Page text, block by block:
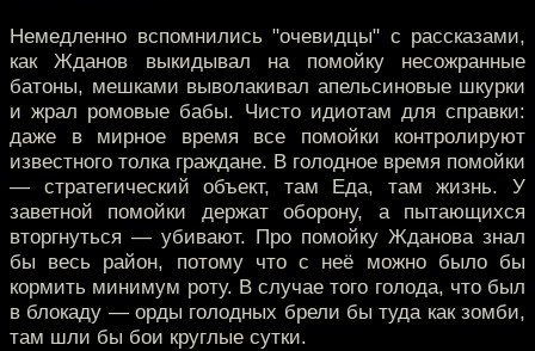
Немедленно вспомнились "очевидцы" с рассказами,
как Жданов выкидывал на помойку несожранные
батоны, мешками выволакивал апельсиновые шкурки
и жрал ромовые бабы. Чисто идиотам для справки:
даже в мирное время все помойки контролируют
известного толка граждане. В голодное время помойки
— стратегический объект, там Еда, там жизнь. У
заветной помойки держат оборону, а пытающихся
вторгнуться — убивают. Про помойку Жданова знал
бы весь район, потому что с неё можно было бы
кормить минимум роту. В случае того голода, что был
в блокаду — орды голодных брели бы туда как зомби,
там шли бы бои круглые сутки.